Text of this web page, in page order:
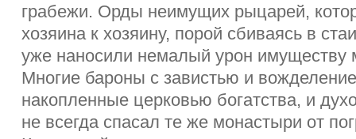
грабежи. Орды неимущих рыцарей,
хозяина к хозяину, порой сбиваясь в
уже наносили немалый урон имуществу
Многие бароны с завистью и
накопленные церковью богатства, и
не всегда спасал те же монастыри от